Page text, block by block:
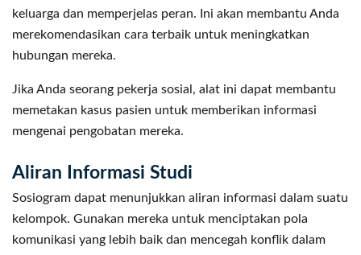
keluarga dan memperjelas peran. Ini akan membantu Anda
merekomendasikan cara terbaik untuk meningkatkan
hubungan mereka.
Jika Anda seorang pekerja sosial, alat ini dapat membantu
memetakan kasus pasien untuk memberikan informasi
mengenai pengobatan mereka.
Aliran Informasi Studi
Sosiogram dapat menunjukkan aliran informasi dalam suatu
kelompok. Gunakan mereka untuk menciptakan pola
komunikasi yang lebih baik dan mencegah konflik dalam